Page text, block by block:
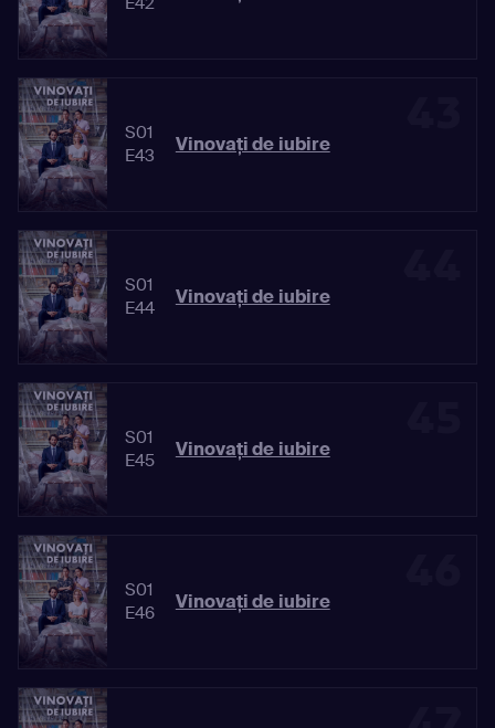
S01
E43
Vinovaţi de iubire
S01
E44
Vinovaţi de iubire
S01
E45
Vinovaţi de iubire
S01
E46
Vinovaţi de iubire